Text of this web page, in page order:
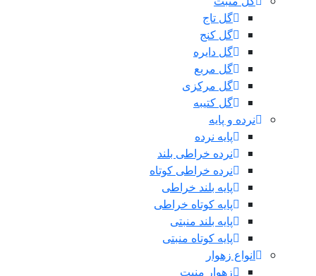
گل تاج
گل کنج
گل دایره
گل مربع
گل مرکزی
گل کتیبه
نرده و پایه
پایه نرده
نرده خراطی بلند
نرده خراطی کوتاه
پایه بلند خراطی
پایه کوتاه خراطی
پایه بلند منبتی
پایه کوتاه منبتی
انواع زهوار
زهوار منبت